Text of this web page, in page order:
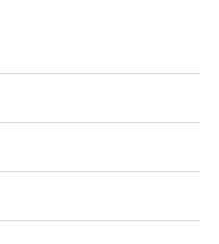
mon bien